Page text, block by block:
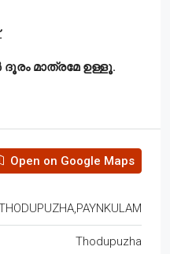
ദൂരം മാത്രമേ ഉള്ളൂ.
Open on Google Maps
Thodupuzha